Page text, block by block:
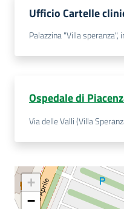
ed Enti
Seguici
su
Ufficio Cartelle
Palazzina "Villa speranza",
Ospedale di
Via delle Valli (Villa
+
−